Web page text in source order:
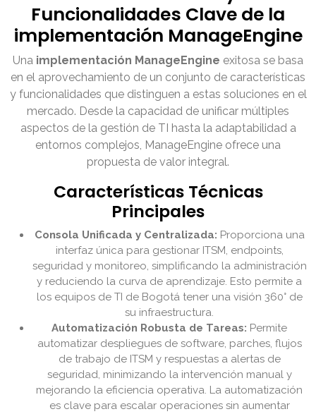
Funcionalidades Clave de la
implementación ManageEngine
Una implementación ManageEngine exitosa se basa
en el aprovechamiento de un conjunto de características
y funcionalidades que distinguen a estas soluciones en el
mercado. Desde la capacidad de unificar múltiples
aspectos de la gestión de TI hasta la adaptabilidad a
entornos complejos, ManageEngine ofrece una
propuesta de valor integral.
Características Técnicas
Principales
Consola Unificada y Centralizada: Proporciona una
interfaz única para gestionar ITSM, endpoints,
seguridad y monitoreo, simplificando la administración
y reduciendo la curva de aprendizaje. Esto permite a
los equipos de TI de Bogotá tener una visión 360° de
su infraestructura.
Automatización Robusta de Tareas: Permite
automatizar despliegues de software, parches, flujos
de trabajo de ITSM y respuestas a alertas de
seguridad, minimizando la intervención manual y
mejorando la eficiencia operativa. La automatización
es clave para escalar operaciones sin aumentar